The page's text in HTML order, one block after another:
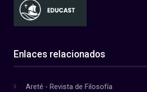
Enlaces relacionados
Areté - Revista de Filosofía